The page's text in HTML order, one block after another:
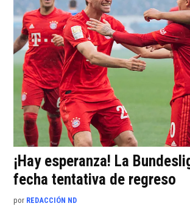
¡Hay esperanza! La
fecha tentativa de regreso
por REDACCIÓN ND